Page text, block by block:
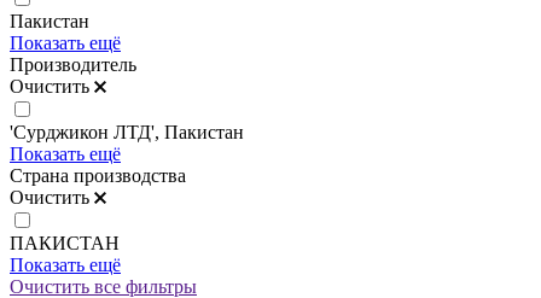
Пакистан
Показать ещё
Производитель
Очистить
'Сурджикон ЛТД', Пакистан
Показать ещё
Страна производства
Очистить
ПАКИСТАН
Показать ещё
Очистить все фильтры